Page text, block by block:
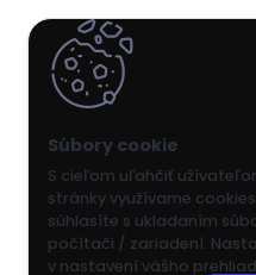
S cieľom uľahčiť
stránky využívame
súhlasíte s ukladaním
počítači / zariadení.
v nastavení vášho